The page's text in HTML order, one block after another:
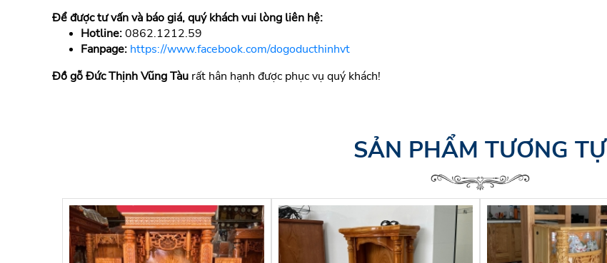
Để được tư vấn và báo giá, quý khách vui lòng liên hệ:
Hotline:0862.1212.59
Fanpage: https://www.facebook.com/dogoducthinhvt
Đồ gỗ Đức Thịnh Vũng Tàu rất hân hạnh được phục vụ quý khách!
SẢN PHẨM TƯƠNG TỰ